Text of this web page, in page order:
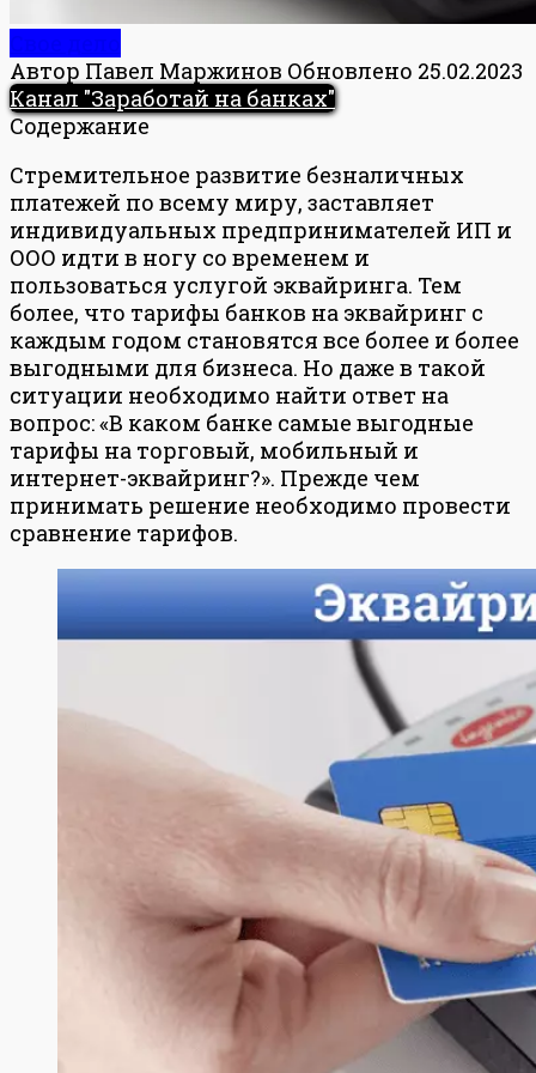
Автор Павел Маржинов Обновлено 25.02.2023
Канал "Заработай на банках"
Содержание
Стремительное развитие безналичных
платежей по всему миру, заставляет
индивидуальных предпринимателей ИП и
ООО идти в ногу со временем и
пользоваться услугой эквайринга. Тем
более, что тарифы банков на эквайринг с
каждым годом становятся все более и более
выгодными для бизнеса. Но даже в такой
ситуации необходимо найти ответ на
вопрос: «В каком банке самые выгодные
тарифы на торговый, мобильный и
интернет-эквайринг?». Прежде чем
принимать решение необходимо провести
сравнение тарифов.